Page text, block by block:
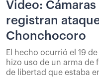
Video:
registran
Chonchocoro
El hecho ocurrió el 19
hizo uso de un arma
de libertad que estaba